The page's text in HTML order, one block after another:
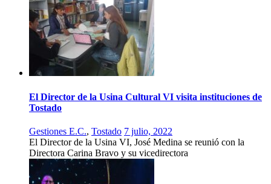
El Director de la Usina Cultural VI visita instituciones de
Tostado
Gestiones E.C., Tostado 7 julio, 2022
El Director de la Usina VI, José Medina se reunió con la
Directora Carina Bravo y su vicedirectora